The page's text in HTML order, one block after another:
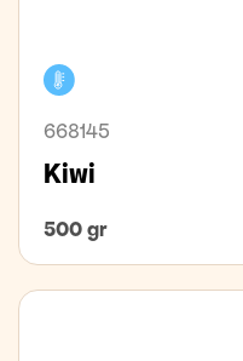
668145
Kiwi
500 gr